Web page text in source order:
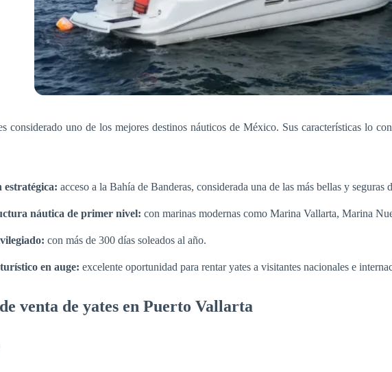
considerado uno de los mejores destinos náuticos de México. Sus características lo
estratégica: acceso a la Bahía de Banderas, considerada una de las más bellas y seguras
náutica de primer nivel: con marinas modernas como Marina Vallarta, Marina
con más de 300 días soleados al año.
en auge: excelente oportunidad para rentar yates a visitantes nacionales e
venta de yates en Puerto Vallarta